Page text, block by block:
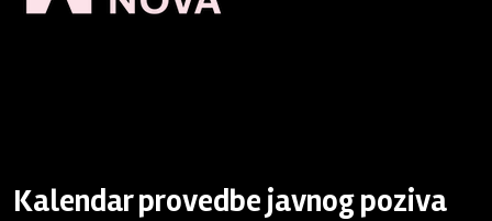
Kalendar provedbe javnog poziva